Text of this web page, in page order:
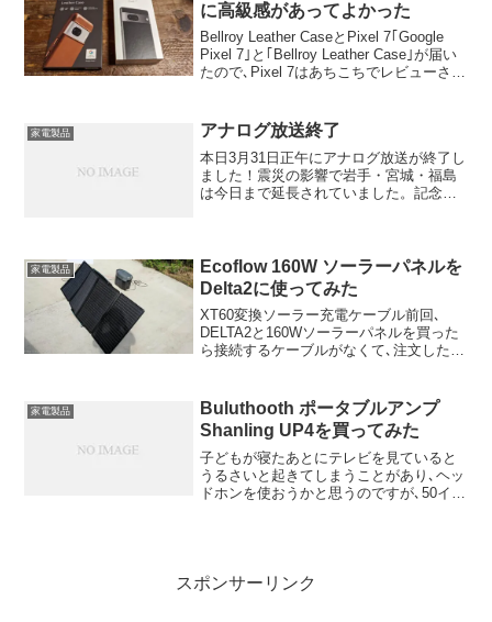
に高級感があってよかった
Bellroy Leather CaseとPixel 7｢Google
Pixel 7｣と｢Bellroy Leather Case｣が届い
たので､Pixel 7はあちこちでレビューされ
家電製品 アナログ放送終了
本日3月31日正午にアナログ放送が終了し
ました！震災の影響で岩手・宮城・福島
は今日まで延長されていました。記念な
家電製品
Ecoflow 160W ソーラーパネルを
Delta2に使ってみた
XT60変換ソーラー充電ケーブル前回､
DELTA2と160Wソーラーパネルを買った
ら接続するケーブルがなくて､注文したら
高そうでよいのですが､取り外すときのツ
メが押...
家電製品
Buluthooth ポータブルアンプ
Shanling UP4を買ってみた
子どもが寝たあとにテレビを見ていると
うるさいと起きてしまうことがあり､ヘッ
ドホンを使おうかと思うのですが､50イン
スポンサーリンク